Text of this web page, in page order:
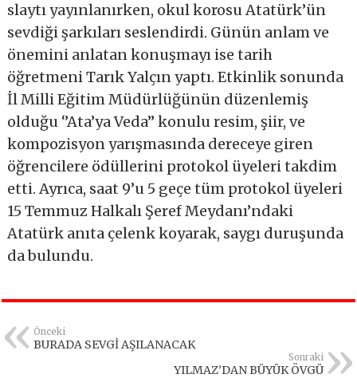
slaytı yayınlanırken, okul korosu Atatürk’ün
sevdiği şarkıları seslendirdi. Günün anlam ve
önemini anlatan konuşmayı ise tarih
öğretmeni Tarık Yalçın yaptı. Etkinlik sonunda
İl Milli Eğitim Müdürlüğünün düzenlemiş
olduğu ‘’Ata’ya Veda’’ konulu resim, şiir, ve
kompozisyon yarışmasında dereceye giren
öğrencilere ödüllerini protokol üyeleri takdim
etti. Ayrıca, saat 9’u 5 geçe tüm protokol üyeleri
15 Temmuz Halkalı Şeref Meydanı’ndaki
Atatürk anıta çelenk koyarak, saygı duruşunda
da bulundu.
Önceki
BURADA SEVGİ AŞILANACAK
Sonraki
YILMAZ’DAN BÜYÜK ÖVGÜ